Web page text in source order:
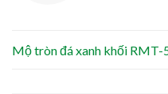
Mộ tròn đá xanh khối RMT-